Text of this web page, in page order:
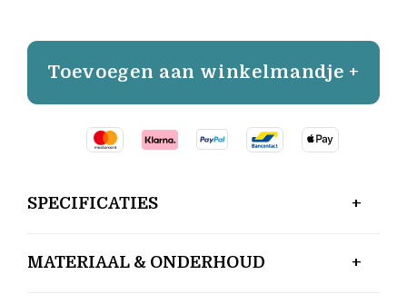
Toevoegen aan winkelmandje +
SPECIFICATIES
MATERIAAL & ONDERHOUD